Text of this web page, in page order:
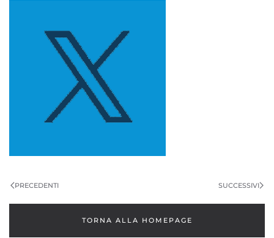
PRECEDENTI SUCCESSIVI
TORNA ALLA HOMEPAGE